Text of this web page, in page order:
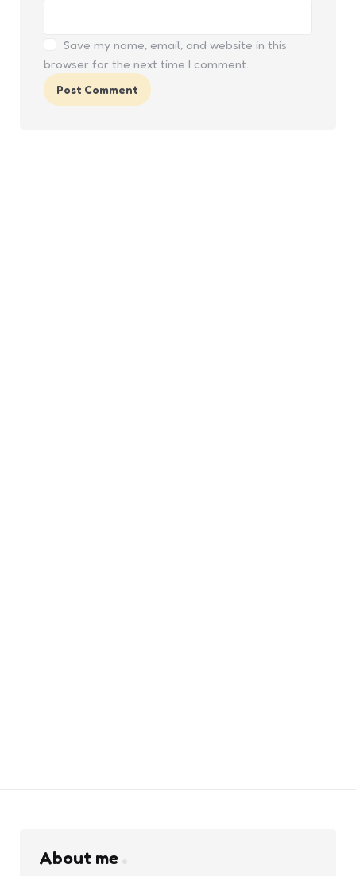
Save my name, email, and website in this
browser for the next time I comment.
About me